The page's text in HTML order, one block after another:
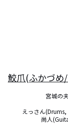
鮫爪(ふかづめ
宮城の
えっさん
尚人